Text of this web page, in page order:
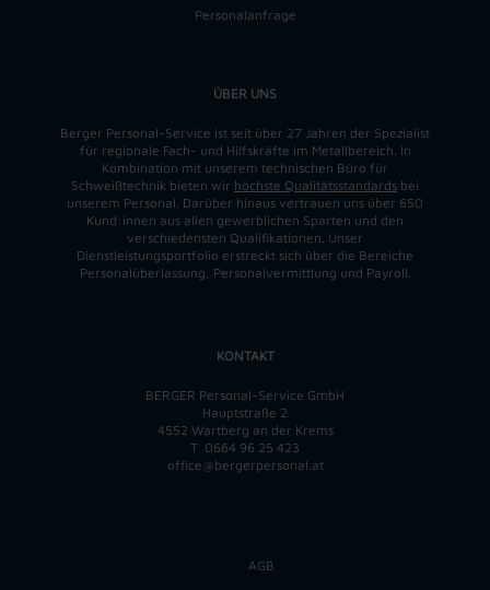
Personalanfrage
ÜBER UNS
Berger Personal-Service ist seit über 27 Jahren der Spezialist
für regionale Fach- und Hilfskräfte im Metallbereich. In
Kombination mit unserem technischen Büro für
Schweißtechnik bieten wir höchste Qualitätsstandards bei
unserem Personal. Darüber hinaus vertrauen uns über 650
Kund:innen aus allen gewerblichen Sparten und den
verschiedensten Qualifikationen. Unser
Dienstleistungsportfolio erstreckt sich über die Bereiche
Personalüberlassung, Personalvermittlung und Payroll.
KONTAKT
BERGER Personal-Service GmbH
Hauptstraße 2
4552 Wartberg an der Krems
T 0664 96 25 423
office@bergerpersonal.at
AGB